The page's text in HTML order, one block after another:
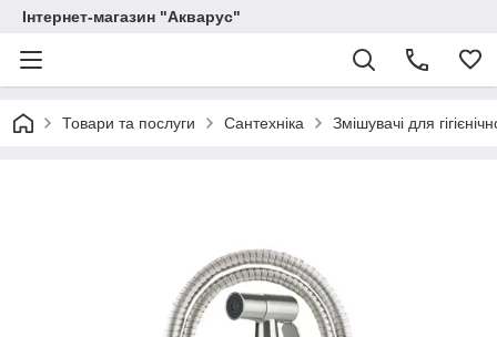
Інтернет-магазин "Акварус"
Товари та послуги Сантехніка Змішувачі для